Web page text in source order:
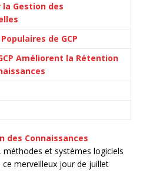
Gestion des
de GCP
Améliorent la Rétention
des Connaissances
méthodes et systèmes logiciels
merveilleux jour de juillet